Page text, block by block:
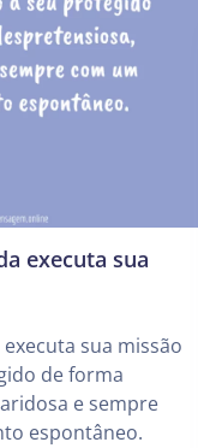
executa sua
sua missão
de forma
e sempre
espontâneo.